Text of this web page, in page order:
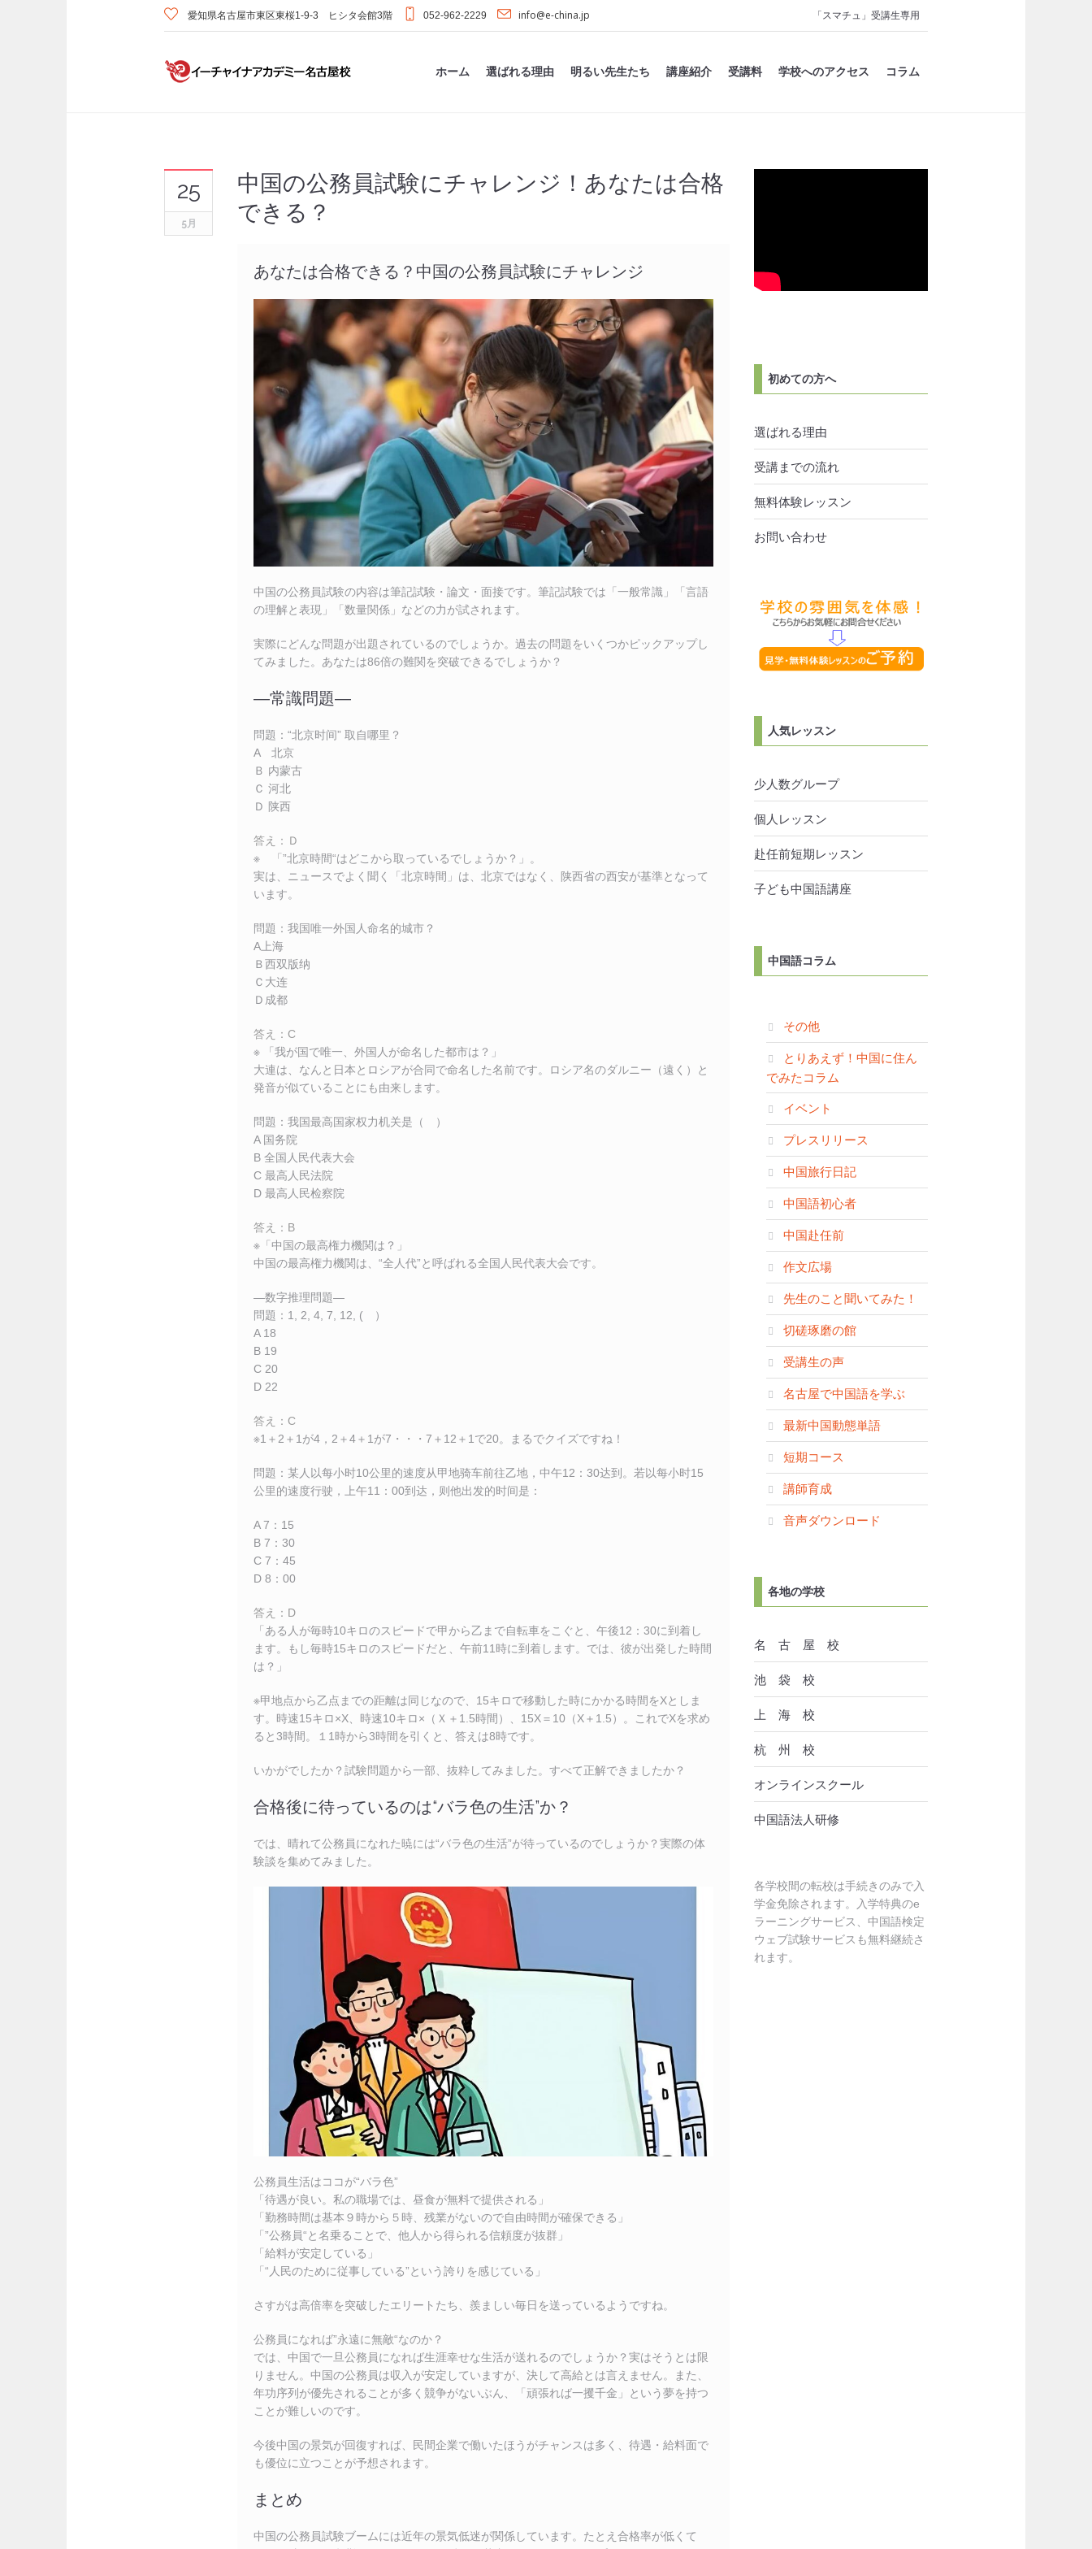
「スマチュ」受講生専用
愛知県名古屋市東区東桜1-9-3 ヒシタ会館3階 052-962-2229 info@e-china.jp
ホーム 選ばれる理由 明るい先生たち 講座紹介 受講料 学校へのアクセス コラム
25
5月
中国の公務員試験にチャレンジ！あなたは合格
できる？
あなたは合格できる？中国の公務員試験にチャレンジ
中国の公務員試験の内容は筆記試験・論文・面接です。筆記試験では「一般常識」「言語
の理解と表現」「数量関係」などの力が試されます。
実際にどんな問題が出題されているのでしょうか。過去の問題をいくつかピックアップし
てみました。あなたは86倍の難関を突破できるでしょうか？
―常識問題―
問題：“北京时间” 取自哪里？
A 北京
Ｂ 内蒙古
Ｃ 河北
Ｄ 陕西
答え：Ｄ
※ 「”北京時間“はどこから取っているでしょうか？」。
実は、ニュースでよく聞く「北京時間」は、北京ではなく、陕西省の西安が基準となって
います。
問題：我国唯一外国人命名的城市？
A上海
Ｂ西双版纳
Ｃ大连
Ｄ成都
答え：C
※ 「我が国で唯一、外国人が命名した都市は？」
大連は、なんと日本とロシアが合同で命名した名前です。ロシア名のダルニー（遠く）と
発音が似ていることにも由来します。
問題：我国最高国家权力机关是（ ）
A 国务院
B 全国人民代表大会
C 最高人民法院
D 最高人民检察院
答え：B
※「中国の最高権力機関は？」
中国の最高権力機関は、“全人代”と呼ばれる全国人民代表大会です。
―数字推理問題―
問題：1, 2, 4, 7, 12, ( ）
A 18
B 19
C 20
D 22
答え：C
※1＋2＋1が4，2＋4＋1が7・・・7＋12＋1で20。まるでクイズですね！
問題：某人以每小时10公里的速度从甲地骑车前往乙地，中午12：30达到。若以每小时15
公里的速度行驶，上午11：00到达，则他出发的时间是：
A 7：15
B 7：30
C 7：45
D 8：00
答え：D
「ある人が毎時10キロのスピードで甲から乙まで自転車をこぐと、午後12：30に到着し
ます。もし毎時15キロのスピードだと、午前11時に到着します。では、彼が出発した時間
は？」
※甲地点から乙点までの距離は同じなので、15キロで移動した時にかかる時間をXとしま
す。時速15キロ×X、時速10キロ×（Ｘ＋1.5時間）、15X＝10（X＋1.5）。これでXを求め
ると3時間。１1時から3時間を引くと、答えは8時です。
いかがでしたか？試験問題から一部、抜粋してみました。すべて正解できましたか？
合格後に待っているのは“バラ色の生活”か？
では、晴れて公務員になれた暁には“バラ色の生活”が待っているのでしょうか？実際の体
験談を集めてみました。
公務員生活はココが“バラ色”
「待遇が良い。私の職場では、昼食が無料で提供される」
「勤務時間は基本９時から５時、残業がないので自由時間が確保できる」
「”公務員“と名乗ることで、他人から得られる信頼度が抜群」
「給料が安定している」
「“人民のために従事している”という誇りを感じている」
さすがは高倍率を突破したエリートたち、羨ましい毎日を送っているようですね。
公務員になれば”永遠に無敵“なのか？
では、中国で一旦公務員になれば生涯幸せな生活が送れるのでしょうか？実はそうとは限
りません。中国の公務員は収入が安定していますが、決して高給とは言えません。また、
年功序列が優先されることが多く競争がないぶん、「頑張れば一攫千金」という夢を持つ
ことが難しいのです。
今後中国の景気が回復すれば、民間企業で働いたほうがチャンスは多く、待遇・給料面で
も優位に立つことが予想されます。
まとめ
中国の公務員試験ブームには近年の景気低迷が関係しています。たとえ合格率が低くて
初めての方へ
選ばれる理由
受講までの流れ
無料体験レッスン
お問い合わせ
人気レッスン
少人数グループ
個人レッスン
赴任前短期レッスン
子ども中国語講座
中国語コラム
その他
とりあえず！中国に住ん
でみたコラム
イベント
プレスリリース
中国旅行日記
中国語初心者
中国赴任前
作文広場
先生のこと聞いてみた！
切磋琢磨の館
受講生の声
名古屋で中国語を学ぶ
最新中国動態単語
短期コース
講師育成
音声ダウンロード
各地の学校
名 古 屋 校
池 袋 校
上 海 校
杭 州 校
オンラインスクール
中国語法人研修
各学校間の転校は手続きのみで入
学金免除されます。入学特典のe
ラーニングサービス、中国語検定
ウェブ試験サービスも無料継続さ
れます。